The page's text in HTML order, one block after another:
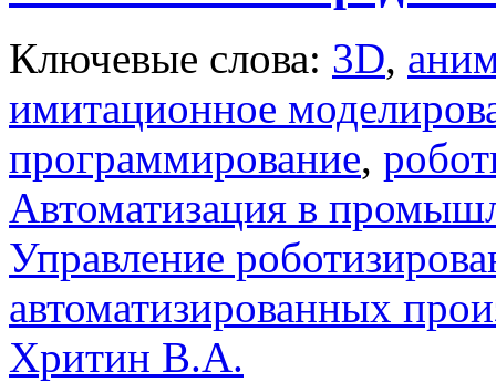
Ключевые слова: 3D,
имитационное
программирование,
Автоматизация в
Управление
автоматизированных
Хритин В.А.